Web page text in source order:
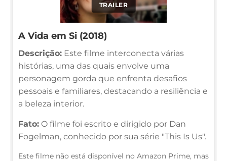
TRAILER
A Vida em Si (2018)
Descrição: Este filme interconecta várias
histórias, uma das quais envolve uma
personagem gorda que enfrenta desafios
pessoais e familiares, destacando a resiliência e
a beleza interior.
Fato: O filme foi escrito e dirigido por Dan
Fogelman, conhecido por sua série "This Is Us".
Este filme não está disponível no Amazon Prime, mas